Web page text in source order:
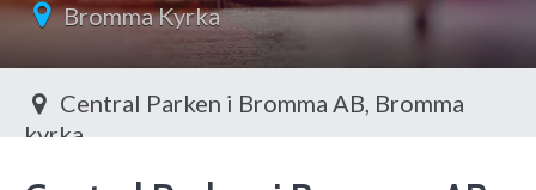
Bromma Kyrka
Central Parken i Bromma AB, Bromma
kyrka